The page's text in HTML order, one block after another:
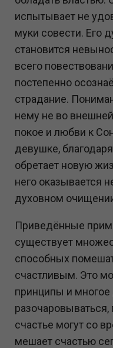
испытывает не
муки совести. Его
становится
всего
постепенно
страдание.
нему не во
покое и любви к
девушке,
обретает новую
него оказывается
духовном
Приведённые
существует
способных
счастливым. Это
принципы и многое
счастье могут со
мешает счастью